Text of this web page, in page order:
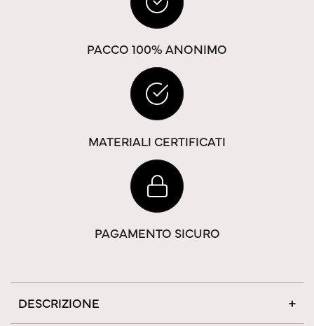
PACCO 100% ANONIMO
MATERIALI CERTIFICATI
PAGAMENTO SICURO
DESCRIZIONE